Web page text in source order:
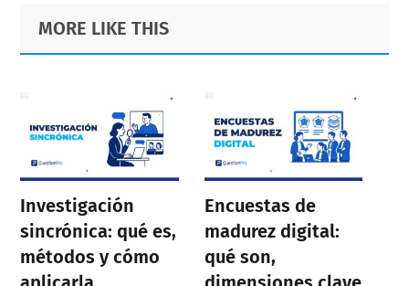
Primary
Sidebar
Footer
MORE LIKE THIS
Investigación
sincrónica: qué es,
métodos y cómo
Encuestas de
madurez digital:
qué son,